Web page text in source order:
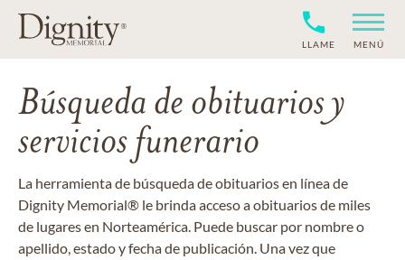
LLAME MENÚ
Búsqueda de obituarios y
servicios funerario
La herramienta de búsqueda de obituarios en línea de
Dignity Memorial® le brinda acceso a obituarios de miles
de lugares en Norteamérica. Puede buscar por nombre o
apellido, estado y fecha de publicación. Una vez que